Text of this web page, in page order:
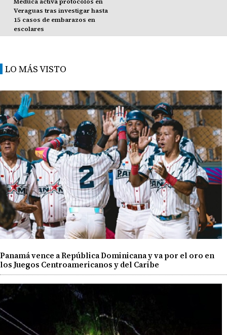
Veraguas tras investigar hasta
15 casos de embarazos en
escolares
LO MÁS VISTO
Panamá vence a República Dominicana y va por el oro en
los Juegos Centroamericanos y del Caribe